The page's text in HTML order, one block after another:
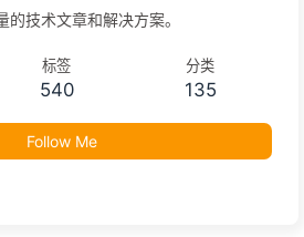
的技术文章和解决方案。
标签
540
分类
135
Follow Me